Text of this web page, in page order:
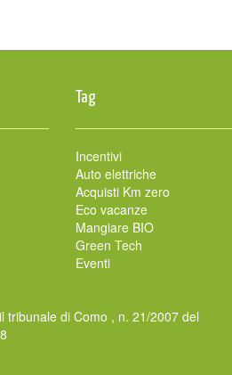
Tag
Incentivi
Auto elettriche
Acquisti Km zero
Eco vacanze
Mangiare BIO
Green Tech
Eventi
tribunale di Como , n. 21/2007 del